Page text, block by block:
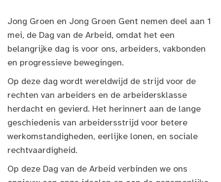
Jong Groen en Jong Groen Gent nemen deel aan 1
mei, de Dag van de Arbeid, omdat het een
belangrijke dag is voor ons, arbeiders, vakbonden
en progressieve bewegingen.
Op deze dag wordt wereldwijd de strijd voor de
rechten van arbeiders en de arbeidersklasse
herdacht en gevierd. Het herinnert aan de lange
geschiedenis van arbeidersstrijd voor betere
werkomstandigheden, eerlijke lonen, en sociale
rechtvaardigheid.
Op deze Dag van de Arbeid verbinden we ons